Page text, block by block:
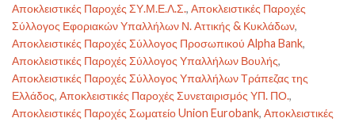
Αποκλειστικές Παροχές ΣΥ.Μ.Ε.Λ.Σ., Αποκλειστικές Παροχές
Σύλλογος Εφοριακών Υπαλλήλων Ν. Αττικής & Κυκλάδων,
Αποκλειστικές Παροχές Σύλλογος Προσωπικού Alpha Bank,
Αποκλειστικές Παροχές Σύλλογος Υπαλλήλων Βουλής,
Αποκλειστικές Παροχές Σύλλογος Υπαλλήλων Τράπεζας της
Ελλάδος, Αποκλειστικές Παροχές Συνεταιρισμός ΥΠ. ΠΟ.,
Αποκλειστικές Παροχές Σωματείο Union Eurobank, Αποκλειστικές